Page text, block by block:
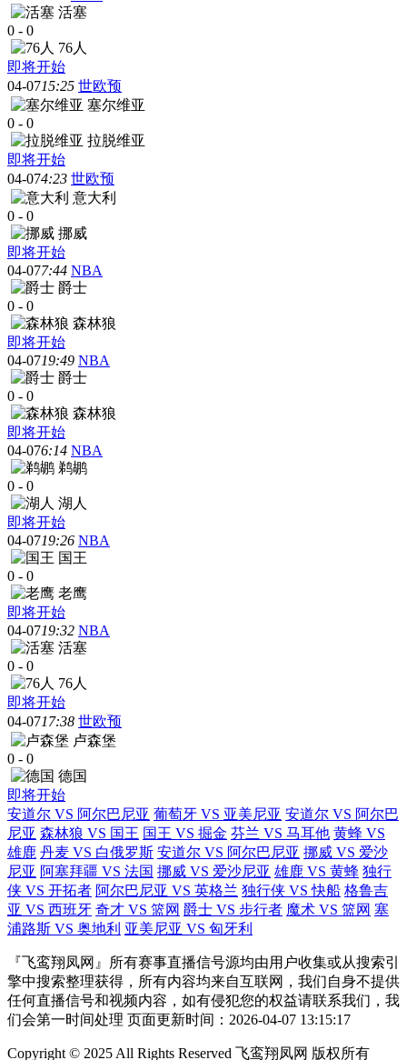
活塞
0 - 0
76人
即将开始
04-0715:25 世欧预
塞尔维亚
0 - 0
拉脱维亚
即将开始
04-074:23 世欧预
意大利
0 - 0
挪威
即将开始
04-077:44 NBA
爵士
0 - 0
森林狼
即将开始
04-0719:49 NBA
爵士
0 - 0
森林狼
即将开始
04-076:14 NBA
鹈鹕
0 - 0
湖人
即将开始
04-0719:26 NBA
国王
0 - 0
老鹰
即将开始
04-0719:32 NBA
活塞
0 - 0
76人
即将开始
04-0717:38 世欧预
卢森堡
0 - 0
德国
即将开始
安道尔 VS 阿尔巴尼亚 葡萄牙 VS 亚美尼亚 安道尔 VS 阿尔巴
尼亚 森林狼 VS 国王 国王 VS 掘金 芬兰 VS 马耳他 黄蜂 VS
雄鹿 丹麦 VS 白俄罗斯 安道尔 VS 阿尔巴尼亚 挪威 VS 爱沙
尼亚 阿塞拜疆 VS 法国 挪威 VS 爱沙尼亚 雄鹿 VS 黄蜂 独行
侠 VS 开拓者 阿尔巴尼亚 VS 英格兰 独行侠 VS 快船 格鲁吉
亚 VS 西班牙 奇才 VS 篮网 爵士 VS 步行者 魔术 VS 篮网 塞
浦路斯 VS 奥地利 亚美尼亚 VS 匈牙利
『飞鸾翔凤网』所有赛事直播信号源均由用户收集或从搜索引
擎中搜索整理获得，所有内容均来自互联网，我们自身不提供
任何直播信号和视频内容，如有侵犯您的权益请联系我们，我
们会第一时间处理 页面更新时间：2026-04-07 13:15:17
Copyright © 2025 All Rights Reserved 飞鸾翔凤网 版权所有